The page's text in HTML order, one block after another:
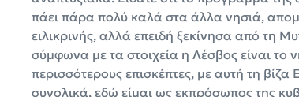
πάει πάρα πολύ καλά στα άλλα νησιά,
ειλικρινής, αλλά επειδή ξεκίνησα από τη
σύμφωνα με τα στοιχεία η Λέσβος είναι το
περισσότερους επισκέπτες, με αυτή τη
συνολικά, εδώ είμαι ως εκπρόσωπος της